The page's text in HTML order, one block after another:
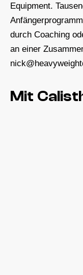
Equipment.
durch Coaching
an einer
Mit